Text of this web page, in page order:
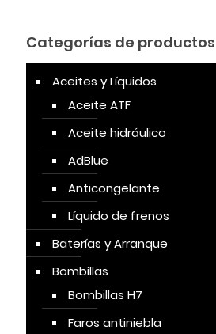
Categorías de productos
Aceites y Líquidos
Aceite ATF
Aceite hidráulico
AdBlue
Anticongelante
Líquido de frenos
Baterías y Arranque
Bombillas
Bombillas H7
Faros antiniebla